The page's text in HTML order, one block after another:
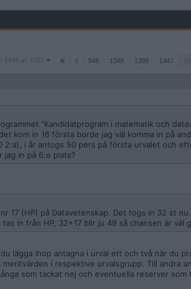
1448 av 1551 948 1348 1398 1447
"Kandidatprogram i matematik och
kom in 16 första borde jag väl komma in på
i år antogs 50 pers på första urvalet och
jag in på 6:e plats?
17 (HP) på Datavetenskap. Det togs in 32 st
in från HP, 32+17 blir ju 49 så chansen är väl
lägga ihop antagna i urval ett och två när du
i respektive urvalsgrupp. Till andra
som tackat nej och eventuella reserver som